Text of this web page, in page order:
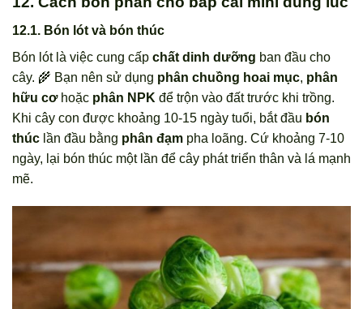
12.1. Bón lót và bón thúc
Bón lót là việc cung cấp chất dinh dưỡng ban đầu cho
cây. 🌾 Bạn nên sử dụng phân chuồng hoai mục, phân
hữu cơhoặc phân NPK để trộn vào đất trước khi trồng.
Khi cây con được khoảng 10-15 ngày tuổi, bắt đầu bón
thúc lần đầu bằng phân đạm pha loãng. Cứ khoảng 7-10
ngày, lại bón thúc một lần để cây phát triển thân và lá mạnh
mẽ.